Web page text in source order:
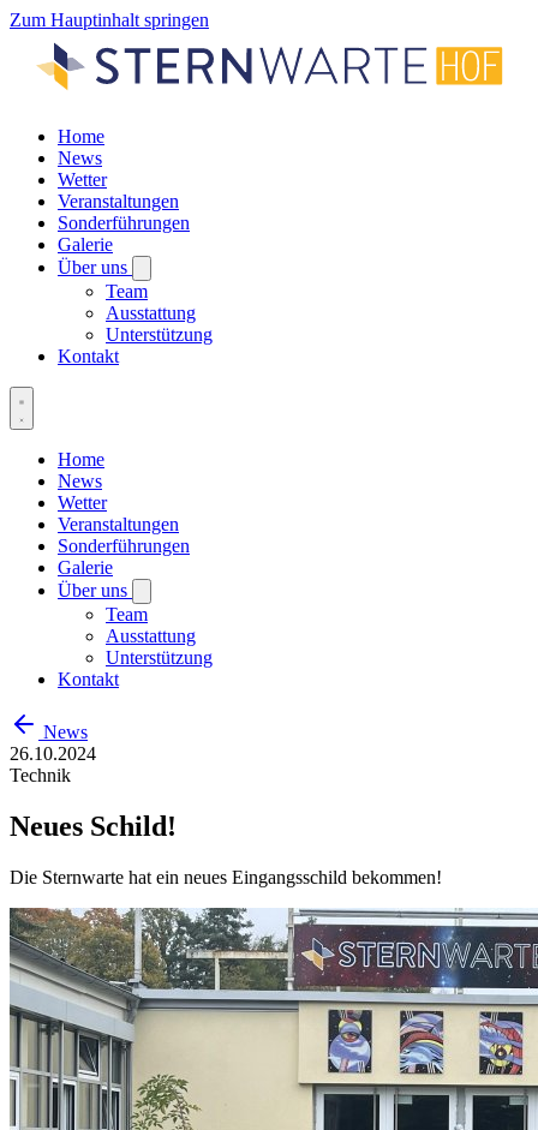
Zum Hauptinhalt springen
Home
News
Wetter
Veranstaltungen
Sonderführungen
Galerie
Über uns
Team
Ausstattung
Unterstützung
Kontakt
Home
News
Wetter
Veranstaltungen
Sonderführungen
Galerie
Über uns
Team
Ausstattung
Unterstützung
Kontakt
News
26.10.2024
Technik
Neues Schild!
Die Sternwarte hat ein neues Eingangsschild bekommen!